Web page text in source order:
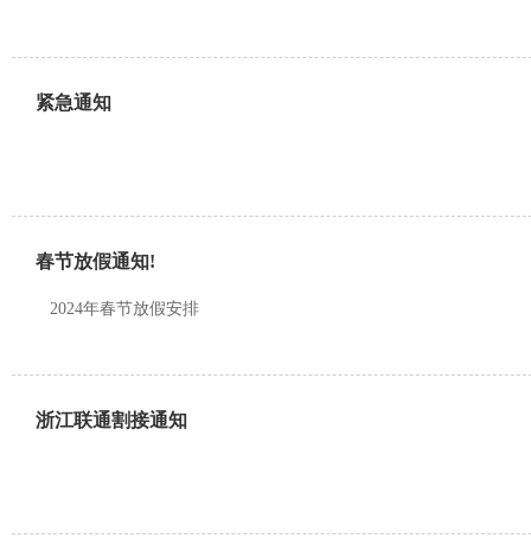
紧急通知
春节放假通知!
2024年春节放假安排
浙江联通割接通知